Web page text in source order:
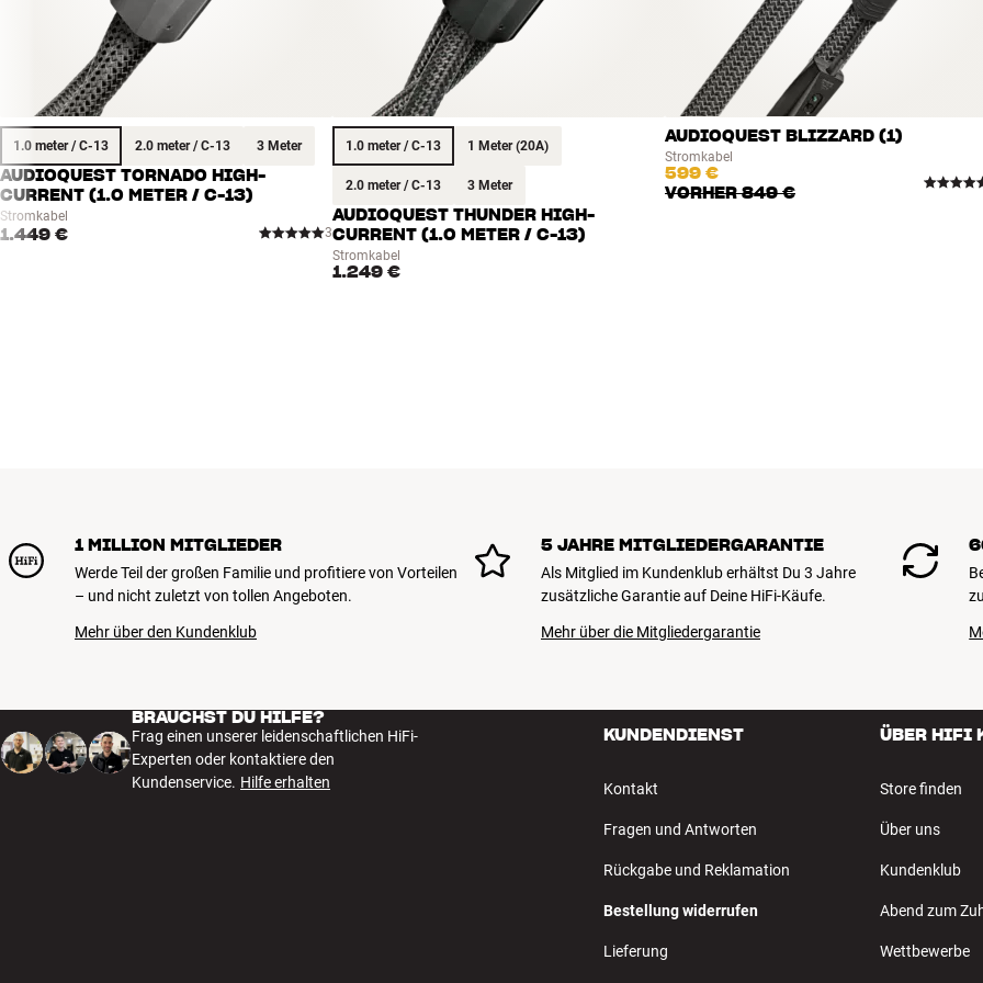
1.0 meter / C-13 2.0 meter / C-13 3 Meter
AUDIOQUEST TORNADO HIGH-
CURRENT (1.0 METER / C-13)
Stromkabel
1.449 € 3
1.0 meter / C-13 1 Meter (20A)
2.0 meter / C-13 3 Meter
AUDIOQUEST THUNDER HIGH-
CURRENT (1.0 METER / C-13)
Stromkabel
1.249 €
AUDIOQUEST BLIZZARD (1)
Stromkabel
599 €
VORHER849 €
1 MILLION MITGLIEDER
Werde Teil der großen Familie und profitiere von Vorteilen
– und nicht zuletzt von tollen Angeboten.
Mehr über den Kundenklub
5 JAHRE MITGLIEDERGARANTIE
Als Mitglied im Kundenklub erhältst Du 3 Jahre
zusätzliche Garantie auf Deine HiFi-Käufe.
Mehr über die Mitgliedergarantie
BRAUCHST DU HILFE?
Frag einen unserer leidenschaftlichen HiFi-
Experten oder kontaktiere den
Kundenservice. Hilfe erhalten
KUNDENDIENST
Kontakt
Fragen und Antworten
Rückgabe und Reklamation
Bestellung widerrufen
Lieferung
ÜBER HIFI
Store finden
Über uns
Kundenklub
Abend zum
Wettbewerbe